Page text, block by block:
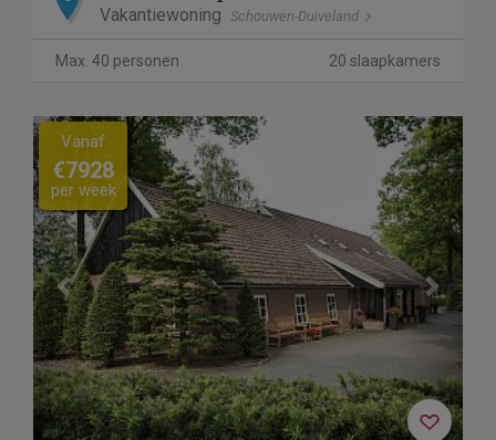
Vakantiewoning Schouwen-Duiveland
Max. 40 personen 20 slaapkamers
Previous Next
Vanaf
€7928
per week